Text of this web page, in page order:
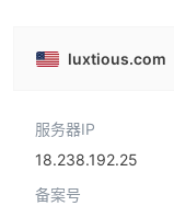
luxtious.com
服务器IP
18.238.192.25
备案号